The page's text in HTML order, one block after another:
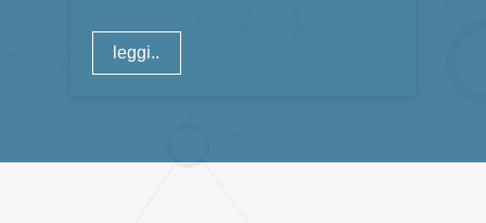
leggi..